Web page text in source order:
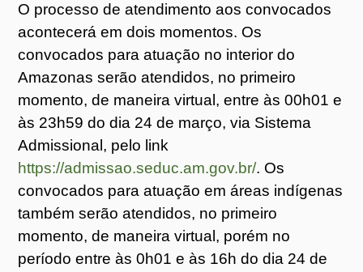
O processo de atendimento aos convocados
acontecerá em dois momentos. Os
convocados para atuação no interior do
Amazonas serão atendidos, no primeiro
momento, de maneira virtual, entre às 00h01 e
às 23h59 do dia 24 de março, via Sistema
Admissional, pelo link
https://admissao.seduc.am.gov.br/. Os
convocados para atuação em áreas indígenas
também serão atendidos, no primeiro
momento, de maneira virtual, porém no
período entre às 0h01 e às 16h do dia 24 de